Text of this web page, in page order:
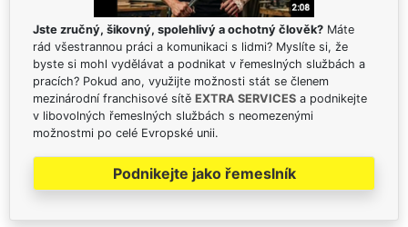
Jste zručný, šikovný, spolehlivý a ochotný člověk? Máte
rád všestrannou práci a komunikaci s lidmi? Myslíte si, že
byste si mohl vydělávat a podnikat v řemeslných službách a
pracích? Pokud ano, využijte možnosti stát se členem
mezinárodní franchisové sítě EXTRA SERVICES a podnikejte
v libovolných řemeslných službách s neomezenými
možnostmi po celé Evropské unii.
Podnikejte jako řemeslník